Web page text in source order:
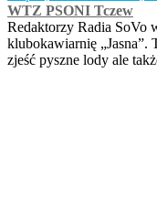
WTZ PSONI Tczew
Redaktorzy Radia SoVo
klubokawiarnię „Jasna”.
zjeść pyszne lody ale